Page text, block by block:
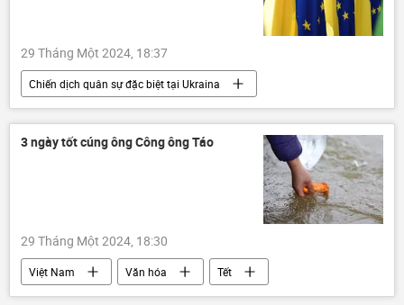
29 Tháng Một 2024, 18:37
Chiến dịch quân sự đặc biệt tại Ukraina
Cuộc khủng hoảng ở Ukraina
Ukraina
Thế giới
EU
Hungary
3 ngày tốt cúng ông Công ông Táo
29 Tháng Một 2024, 18:30
Việt Nam Văn hóa
Tết
Xã hội